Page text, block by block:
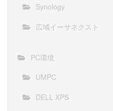
Synology
広域イーサネクスト
PC環境
UMPC
DELL XPS